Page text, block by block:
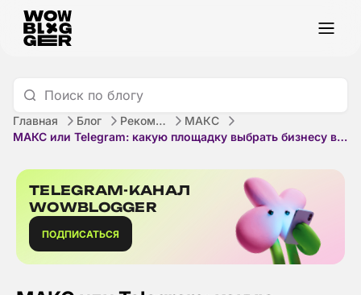
Главная Блог Рекомендации
МАКС
МАКС или Telegram: какую площадку выбрать бизнесу в 2026 году
TELEGRAM-КАНАЛ
WOWBLOGGER
ПОДПИСАТЬСЯ